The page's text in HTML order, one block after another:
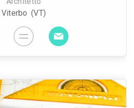
Viterbo (VT)